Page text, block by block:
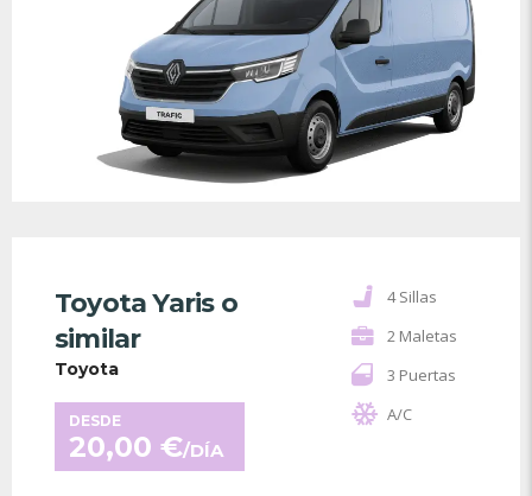
Toyota Yaris o
similar
Toyota
DESDE
20,00 €/DÍA
4 Sillas
2 Maletas
3 Puertas
A/C